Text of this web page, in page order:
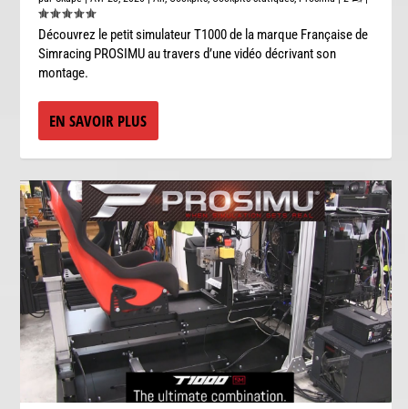
Découvrez le petit simulateur T1000 de la marque Française de
Simracing PROSIMU au travers d’une vidéo décrivant son
montage.
EN SAVOIR PLUS